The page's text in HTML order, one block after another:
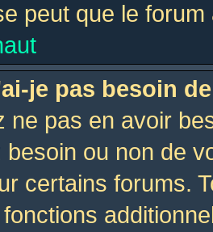
peut que le
je pas besoin
ne pas en avoir
besoin ou non de
certains forums.